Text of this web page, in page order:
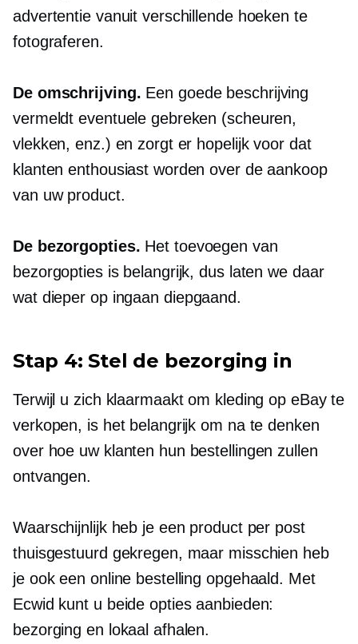
advertentie vanuit verschillende hoeken te
fotograferen.
De omschrijving. Een goede beschrijving
vermeldt eventuele gebreken (scheuren,
vlekken, enz.) en zorgt er hopelijk voor dat
klanten enthousiast worden over de aankoop
van uw product.
De bezorgopties. Het toevoegen van
bezorgopties is belangrijk, dus laten we daar
wat dieper op ingaan diepgaand.
Stap 4: Stel de bezorging in
Terwijl u zich klaarmaakt om kleding op eBay te
verkopen, is het belangrijk om na te denken
over hoe uw klanten hun bestellingen zullen
ontvangen.
Waarschijnlijk heb je een product per post
thuisgestuurd gekregen, maar misschien heb
je ook een online bestelling opgehaald. Met
Ecwid kunt u beide opties aanbieden:
bezorging en lokaal afhalen.